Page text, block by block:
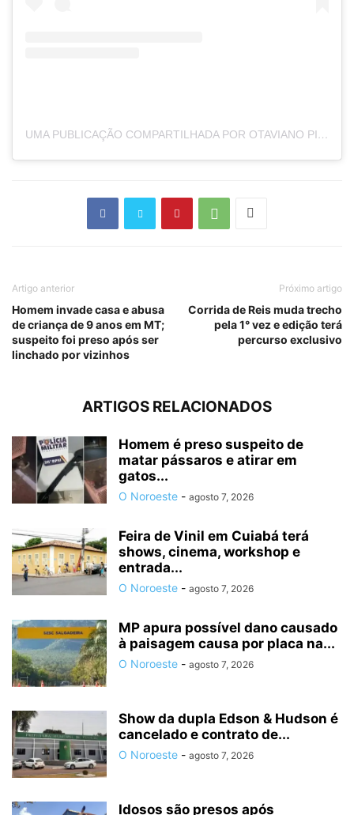
UMA PUBLICAÇÃO COMPARTILHADA POR OTAVIANO PIVETTA (@OTAVIANOPIVETTA)
Artigo anterior
​Homem invade casa e abusa
de criança de 9 anos em MT;
suspeito foi preso após ser
linchado por vizinhos
Próximo artigo
Corrida de Reis muda trecho
pela 1° vez e edição terá
percurso exclusivo
ARTIGOS RELACIONADOS
Homem é preso suspeito de
matar pássaros e atirar em
gatos...
O Noroeste - agosto 7, 2026
Feira de Vinil em Cuiabá terá
shows, cinema, workshop e
entrada...
O Noroeste - agosto 7, 2026
MP apura possível dano causado
à paisagem causa por placa na...
O Noroeste - agosto 7, 2026
Show da dupla Edson & Hudson é
cancelado e contrato de...
O Noroeste - agosto 7, 2026
Idosos são presos após